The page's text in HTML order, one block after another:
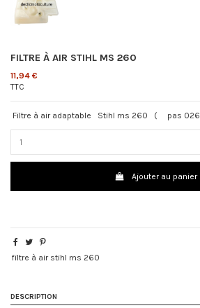
FILTRE À AIR STIHL MS 260
11,94 €
TTC
Filtre à air adaptable Stihl ms 260 ( pas 026
Ajouter au panier
filtre à air stihl ms 260
DESCRIPTION